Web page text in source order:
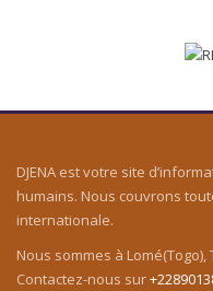
DJENA est votre site
humains. Nous couvrons
internationale.
Nous sommes à
Contactez-nous sur